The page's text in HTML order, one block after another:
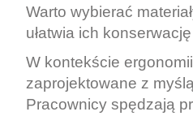
Warto wybierać
ułatwia ich
W kontekście
zaprojektowane z
Pracownicy spędzają